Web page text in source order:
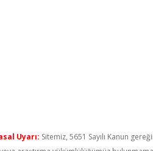
Uyarı: Sitemiz, 5651 Sayılı Kanun